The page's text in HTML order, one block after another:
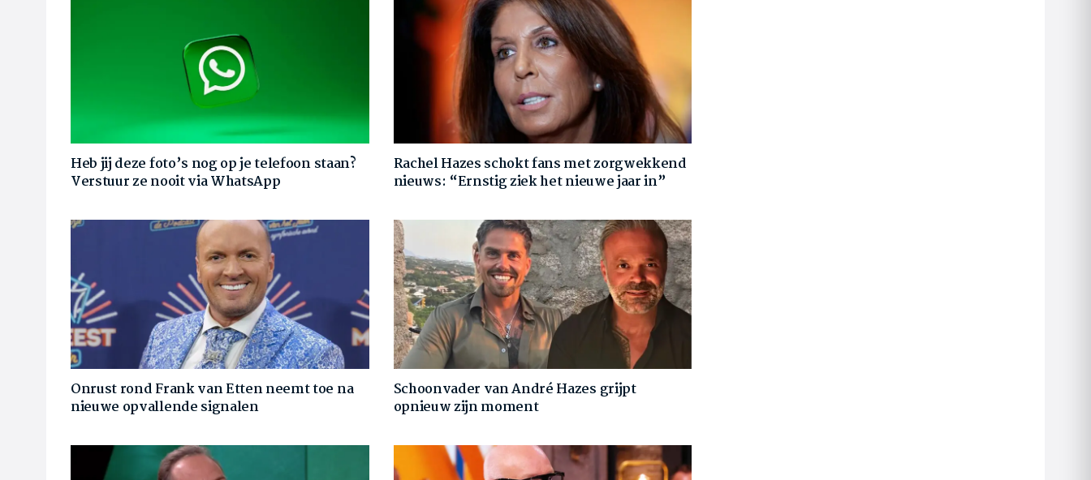
Heb jij deze foto’s nog op je telefoon staan?
Verstuur ze nooit via WhatsApp
Rachel Hazes schokt fans met zorgwekkend
nieuws: “Ernstig ziek het nieuwe jaar in”
Onrust rond Frank van Etten neemt toe na
nieuwe opvallende signalen
Schoonvader van André Hazes grijpt
opnieuw zijn moment